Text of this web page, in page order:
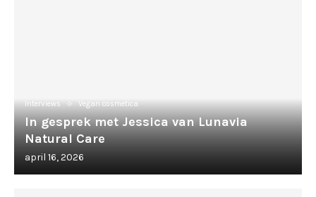
Interviews Vegan cosmetica
In gesprek met Jessica van Lunavia
Natural Care
april 16, 2026